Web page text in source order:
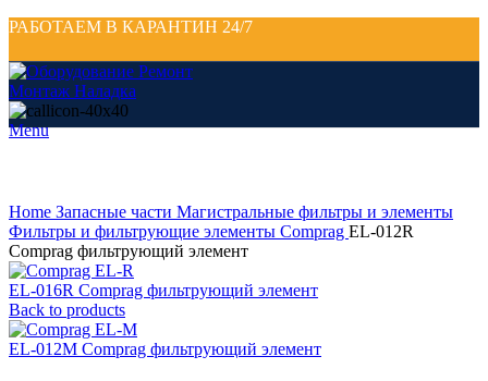
РАБОТАЕМ В КАРАНТИН 24/7
Menu
Home Запасные части Магистральные фильтры и элементы
Фильтры и фильтрующие элементы Comprag EL-012R
Comprag фильтрующий элемент
EL-016R Comprag фильтрующий элемент
Back to products
EL-012M Comprag фильтрующий элемент